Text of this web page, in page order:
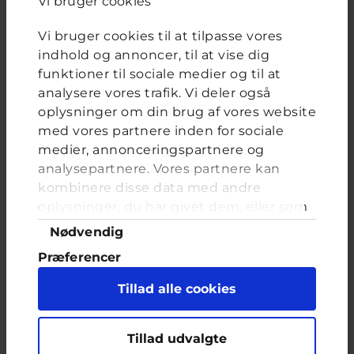
Vi bruger cookies til at tilpasse vores
indhold og annoncer, til at vise dig
funktioner til sociale medier og til at
analysere vores trafik. Vi deler også
oplysninger om din brug af vores website
med vores partnere inden for sociale
medier, annonceringspartnere og
analysepartnere. Vores partnere kan
kombinere disse data med andre
oplysninger, du har givet dem, eller som
de har indsamlet fra din brug af deres
tjenester. Du samtykker til vores cookies,
hvis du fortsætter med at anvende vores
hjemmeside.
Samtykkevalg
Nødvendig
Præferencer
Marketing
Tillad alle cookies
Tillad udvalgte
Jeg har ikke taget eller sendt intime billeder af mig selv til
FORRIGE NÆSTE
Hm?
Brevkassespørgsmål
#Livet på nettet
lave anderledes præsentationer på? Istedet for
Jeg kender kun pretzi, men da det ikke passer
til mit projekt kan jeg ikke bruge den.